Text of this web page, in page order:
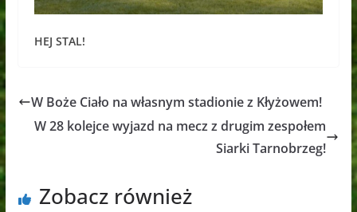
HEJ STAL!
W Boże Ciało na własnym stadionie z Kłyżowem!
W 28 kolejce wyjazd na mecz z drugim zespołem
Siarki Tarnobrzeg!
Zobacz również